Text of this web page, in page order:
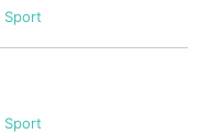
Sport
Sport